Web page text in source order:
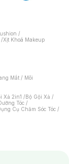
/
/Xịt Khoá Makeup
Mắt / Môi
Xả 2in1 /Bộ Gội Xả /
Tóc /
Cụ Chăm Sóc Tóc /